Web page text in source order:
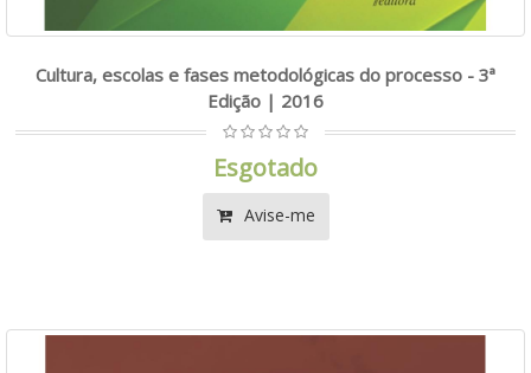
Cultura, escolas e fases metodológicas do processo - 3ª
Edição | 2016
Esgotado
Avise-me